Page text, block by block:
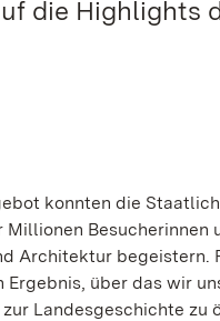
die Highlights
konnten die
Architektur
über das wir
Landesgeschichte zu